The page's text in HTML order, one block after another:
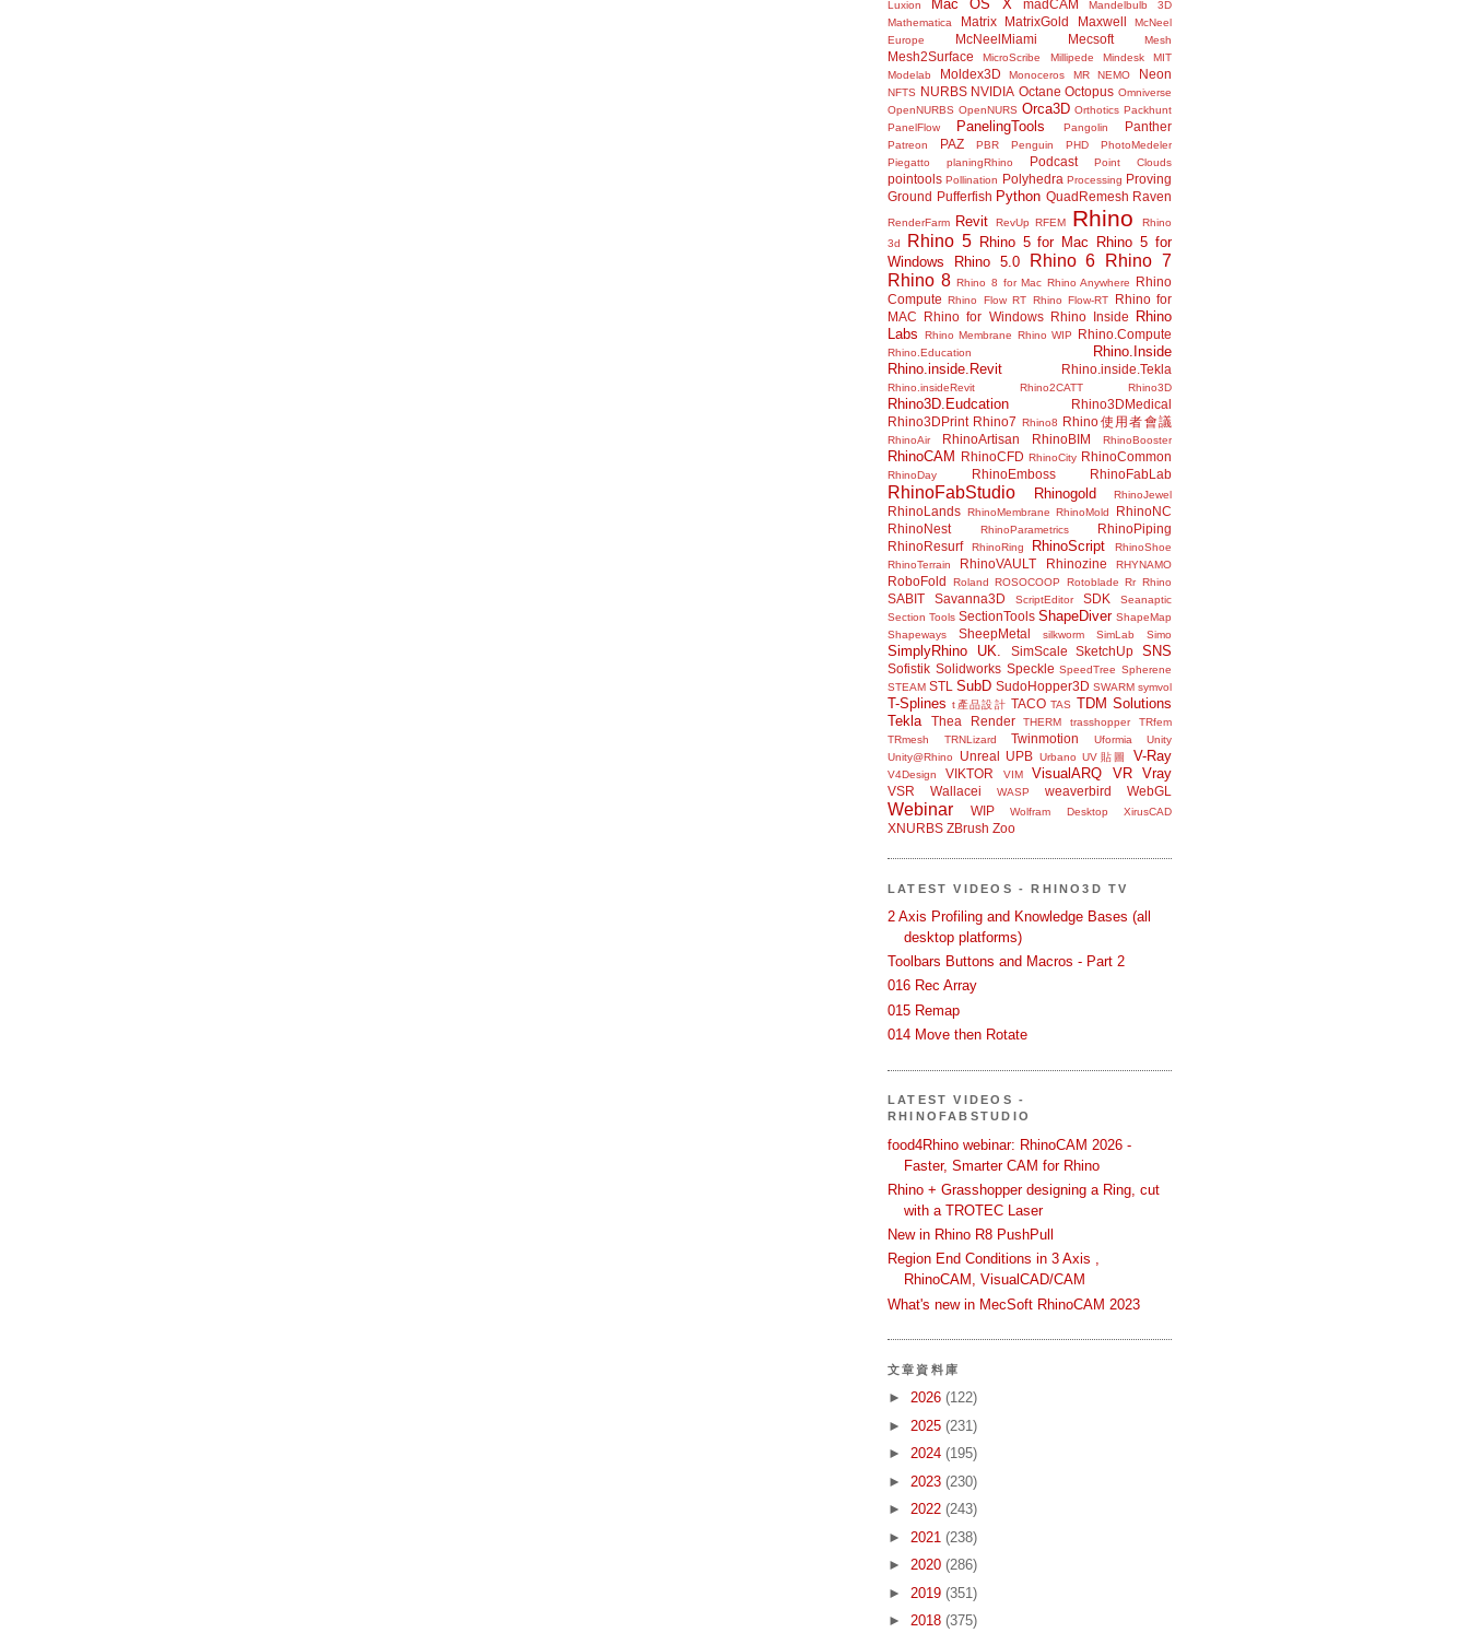
Luxion Mac OS X madCAM
Mandelbulb 3D
Mathematica
Matrix MatrixGold Maxwell
McNeel
Europe
McNeelMiami Mecsoft Mesh
Mesh2Surface MicroScribe Millipede Mindesk
MIT
Modelab
Moldex3D Monoceros MR NEMO Neon
NFTS NURBS NVIDIA Octane Octopus Omniverse
OpenNURBS OpenNURS Orca3D Orthotics Packhunt
PanelFlow
PanelingTools Pangolin Panther
Patreon PAZ PBR Penguin PHD
PhotoMedeler
Piegatto
planingRhino Podcast Point Clouds
pointools Pollination Polyhedra Processing Proving
Ground Pufferfish Python QuadRemesh Raven
RenderFarm Revit RevUp RFEM Rhino
Rhino
3d
Rhino 5 Rhino 5 for Mac Rhino 5 for
Windows
Rhino 5.0 Rhino 6
Rhino 7
Rhino 8 Rhino 8 for Mac Rhino Anywhere
Rhino
Compute Rhino Flow RT Rhino Flow-RT
Rhino for
MAC
Rhino for Windows Rhino Inside
Rhino
Labs
Rhino Membrane Rhino WIP Rhino.Compute
Rhino.Education
Rhino.Inside
Rhino.inside.Revit
Rhino.inside.Tekla
Rhino.insideRevit Rhino2CATT Rhino3D
Rhino3D.Eudcation
Rhino3DMedical
Rhino3DPrint Rhino7 Rhino8 Rhino使用者會議
RhinoAir RhinoArtisan RhinoBIM RhinoBooster
RhinoCAM RhinoCFD RhinoCity RhinoCommon
RhinoDay RhinoEmboss RhinoFabLab
RhinoFabStudio Rhinogold RhinoJewel
RhinoLands RhinoMembrane RhinoMold
RhinoNC
RhinoNest
RhinoParametrics
RhinoPiping
RhinoResurf
RhinoRing RhinoScript
RhinoShoe
RhinoTerrain
RhinoVAULT Rhinozine RHYNAMO
RoboFold Roland ROSOCOOP Rotoblade Rr Rhino
SABIT Savanna3D ScriptEditor SDK
Seanaptic
Section Tools SectionTools ShapeDiver ShapeMap
Shapeways
SheepMetal silkworm SimLab Simo
SimplyRhino UK. SimScale SketchUp SNS
Sofistik Solidworks Speckle SpeedTree Spherene
STEAM STL SubD SudoHopper3D SWARM symvol
T-Splines t產品設計 TACO TAS TDM Solutions
Tekla
Thea Render THERM trasshopper
TRfem
TRmesh
TRNLizard Twinmotion Uformia
Unity
Unity@Rhino
Unreal UPB Urbano UV貼圖 V-Ray
V4Design VIKTOR VIM VisualARQ VR Vray
VSR Wallacei WASP weaverbird WebGL
Webinar WIP Wolfram Desktop XirusCAD
XNURBS ZBrush Zoo
LATEST VIDEOS - RHINO3D TV
2 Axis Profiling and Knowledge Bases (all
desktop platforms)
Toolbars Buttons and Macros - Part 2
016 Rec Array
015 Remap
014 Move then Rotate
LATEST VIDEOS -
RHINOFABSTUDIO
food4Rhino webinar: RhinoCAM 2026 -
Faster, Smarter CAM for Rhino
Rhino + Grasshopper designing a Ring, cut
with a TROTEC Laser
New in Rhino R8 PushPull
Region End Conditions in 3 Axis ,
RhinoCAM, VisualCAD/CAM
What's new in MecSoft RhinoCAM 2023
文章資料庫
► 2026 (122)
► 2025 (231)
► 2024 (195)
► 2023 (230)
► 2022 (243)
► 2021 (238)
► 2020 (286)
► 2019 (351)
► 2018 (375)